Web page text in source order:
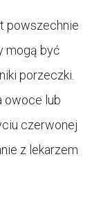
powszechnie
mogą być
porzeczki.
owoce lub
czerwonej
z lekarzem